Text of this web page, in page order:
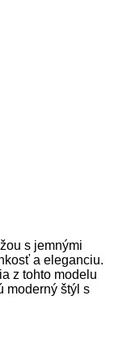
s jemnými
a eleganciu.
z tohto modelu
moderný štýl s